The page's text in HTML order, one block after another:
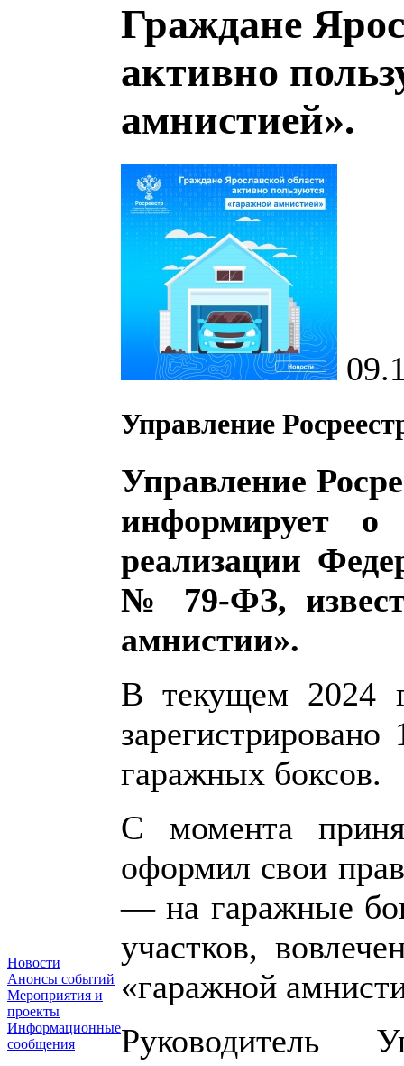
Новости
Анонсы событий
Мероприятия и
проекты
Информационные
сообщения
Граждане
активно
амнистией».
Управление
Управление
информирует о
реализации
№ 79-ФЗ,
амнистии».
В текущем 2024
гаражных боксов.
С момента
оформил свои
— на гаражные
участков,
«гаражной
Руководитель